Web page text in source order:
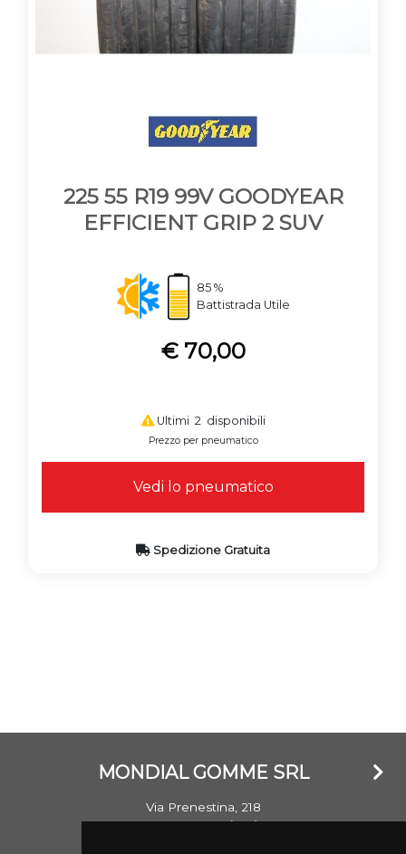
225 55 R19 99V GOODYEAR
EFFICIENT GRIP 2 SUV
85 %
Battistrada Utile
€ 70,00
Ultimi 2 disponibili
Prezzo per pneumatico
Vedi lo pneumatico
Spedizione Gratuita
MONDIAL GOMME SRL
Via Prenestina, 218
00176 Roma (RM)